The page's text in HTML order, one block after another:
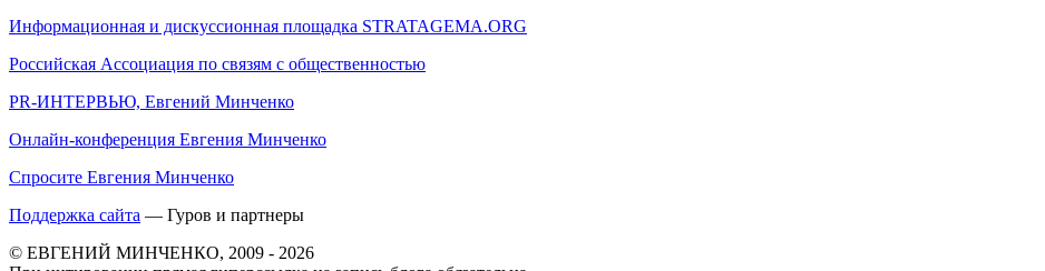
Информационная и дискуссионная площадка STRATAGEMA.ORG
Российская Ассоциация по связям с общественностью
PR-ИНТЕРВЬЮ, Евгений Минченко
Онлайн-конференция Евгения Минченко
Спросите Евгения Минченко
Поддержка сайта — Гуров и партнеры
© ЕВГЕНИЙ МИНЧЕНКО, 2009 - 2026